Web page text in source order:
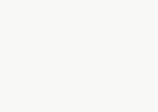
«КОСМО»
магазин сети,